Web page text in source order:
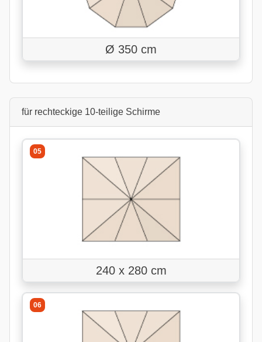
Ø 350 cm
für rechteckige 10-teilige Schirme
05
240 x 280 cm
06